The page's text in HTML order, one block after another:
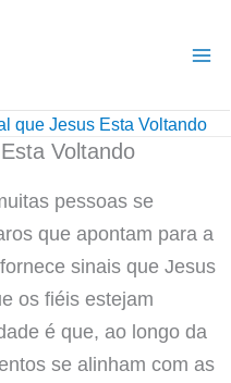
que Jesus Esta Voltando
Voltando
pessoas se
que apontam para a
sinais que Jesus
os fiéis estejam
é que, ao longo da
se alinham com as